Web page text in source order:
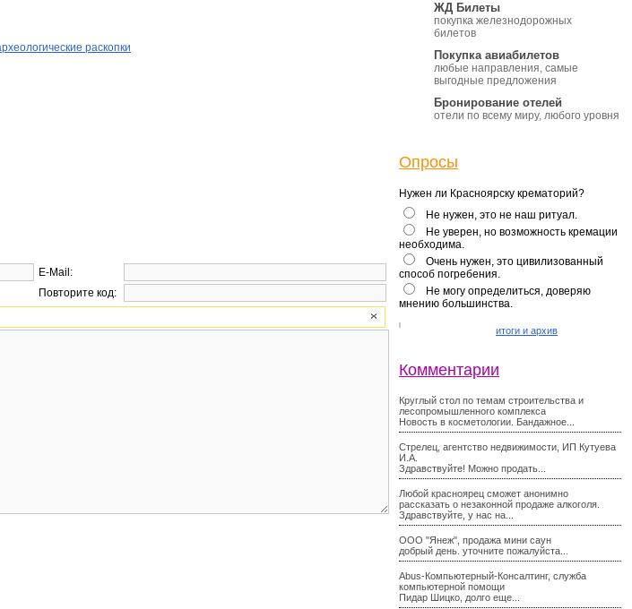
раскопки
E-Mail:
Повторите код:
ЖД Билеты
покупка железнодорожных
билетов
Покупка авиабилетов
любые направления, самые
выгодные предложения
Бронирование отелей
отели по всему миру, любого уровня
Опросы
Нужен ли Красноярску крематорий?
Не нужен, это не наш ритуал.
Не уверен, но возможность кремации
необходима.
Очень нужен, это цивилизованный
способ погребения.
Не могу определиться, доверяю
мнению большинства.
итоги и архив
Комментарии
Круглый стол по темам строительства и
лесопромышленного комплекса
Новость в косметологии. Бандажное...
Стрелец, агентство недвижимости, ИП Кутуева
И.А.
Здравствуйте! Можно продать...
Любой красноярец сможет анонимно
рассказать о незаконной продаже алкоголя.
Здравствуйте, у нас на...
ООО "Янеж", продажа мини саун
добрый день. уточните пожалуйста...
Abus-Компьютерный-Консалтинг, служба
компьютерной помощи
Пидар Шицко, долго еще...